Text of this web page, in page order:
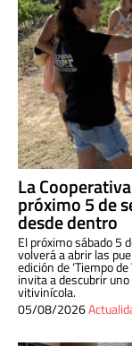
La
próximo 5 de
desde dentro
El próximo sábado 5
volverá a abrir las
edición de ‘Tiempo
invita a descubrir
vitivinícola.
05/08/2026